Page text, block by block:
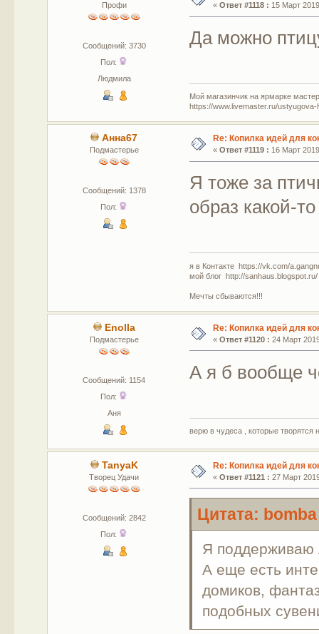
Профи
Сообщений: 3730
Пол:
Людмила
« Ответ #1118 : 15 Март
Да можно
Мой магазинчик на ярмарке
https://www.livemaster.ru/ustyugova-
Анна67
Подмастерье
Сообщений: 1378
Пол:
Re: Копилка идей для
« Ответ #1119 : 16 Март
Я тоже за
образ какой-
я в Контакте https://vk.com/
мой блог http://sanhaus.blogspot.ru/
Мечты сбываются!!!
Enolla
Подмастерье
Сообщений: 1154
Пол:
Аня
Re: Копилка идей для
« Ответ #1120 : 24 Март
А я б вообще
верю в чудеса , которые творятся
TanyaK
Творец Удачи
Сообщений: 2842
Пол:
Re: Копилка идей для
« Ответ #1121 : 27 Март
Цитата:
Я
А еще есть
домиков,
подобных